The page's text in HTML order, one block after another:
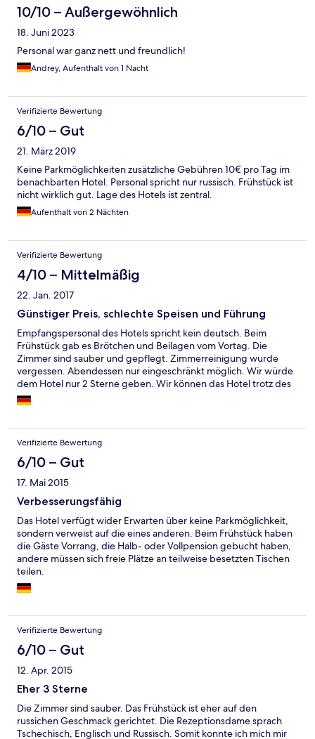
10/10 – Außergewöhnlich
18. Juni 2023
Personal war ganz nett und freundlich!
Andrey, Aufenthalt von 1 Nacht
Verifizierte Bewertung
6/10 – Gut
21. März 2019
Keine Parkmöglichkeiten zusätzliche Gebühren 10€ pro Tag im
benachbarten Hotel. Personal spricht nur russisch. Frühstück ist
nicht wirklich gut. Lage des Hotels ist zentral.
Aufenthalt von 2 Nächten
Verifizierte Bewertung
4/10 – Mittelmäßig
22. Jan. 2017
Günstiger Preis, schlechte Speisen und Führung
Empfangspersonal des Hotels spricht kein deutsch. Beim
Frühstück gab es Brötchen und Beilagen vom Vortag. Die
Zimmer sind sauber und gepflegt. Zimmerreinigung wurde
vergessen. Abendessen nur eingeschränkt möglich. Wir würde
dem Hotel nur 2 Sterne geben. Wir können das Hotel trotz des
günstigen Preises und der großen sauberen Zimmer nicht
weiter empfehlen.
Verifizierte Bewertung
6/10 – Gut
17. Mai 2015
Verbesserungsfähig
Das Hotel verfügt wider Erwarten über keine Parkmöglichkeit,
sondern verweist auf die eines anderen. Beim Frühstück haben
die Gäste Vorrang, die Halb- oder Vollpension gebucht haben,
andere müssen sich freie Plätze an teilweise besetzten Tischen
teilen.
Verifizierte Bewertung
6/10 – Gut
12. Apr. 2015
Eher 3 Sterne
Die Zimmer sind sauber. Das Frühstück ist eher auf den
russichen Geschmack gerichtet. Die Rezeptionsdame sprach
Tschechisch, Englisch und Russisch. Somit konnte ich mich mir